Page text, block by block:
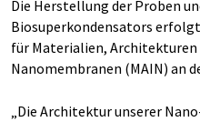
Die Herstellung der Proben
Biosuperkondensators
für Materialien,
Nanomembranen (MAIN) an
„Die Architektur unserer